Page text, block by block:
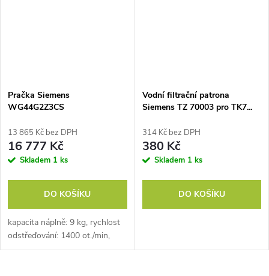
Pračka Siemens
WG44G2Z3CS
13 865 Kč bez DPH
16 777 Kč
Skladem 1 ks
DO KOŠÍKU
kapacita náplně: 9 kg, rychlost
odstřeďování: 1400 ot./min,
Vodní filtrační patrona
Siemens TZ 70003 pro TK7...
314 Kč bez DPH
380 Kč
Skladem 1 ks
DO KOŠÍKU